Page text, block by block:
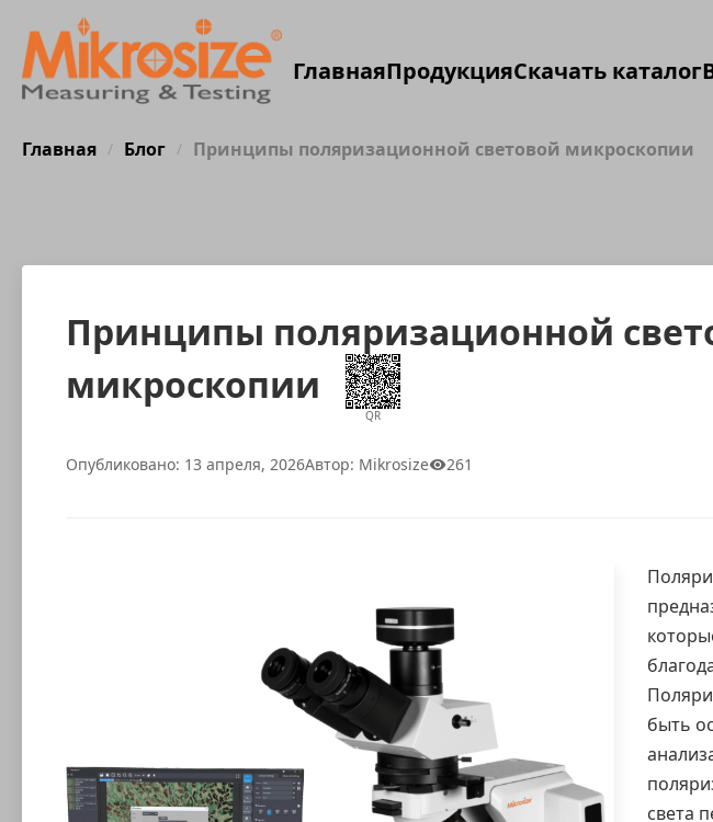
ГлавнаяПродукцияСкачать каталог
Главная / Блог / Принципы поляризационной световой микроскопии
Принципы поляризационной
микроскопии
QR
Опубликовано: 13 апреля, 2026Автор: Mikrosize 261
быть
света